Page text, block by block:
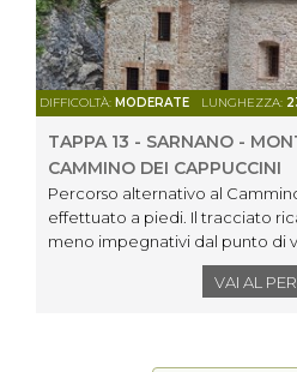
DIFFICOLTÀ: MODERATE LUNGHEZZA:
TAPPA 13 - SARNANO -
CAMMINO DEI CAPPUCCINI
Percorso alternativo al
effettuato a piedi. Il tracciato
meno impegnativi dal punto di
fondo. Si è cercato di
originale e comunqueVAI AL